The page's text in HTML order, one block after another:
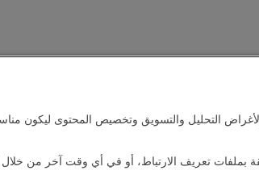
التحليل والتسويق وتخصيص المحتوى ليكون
بملفات تعريف الارتباط، أو في أي وقت آخر من